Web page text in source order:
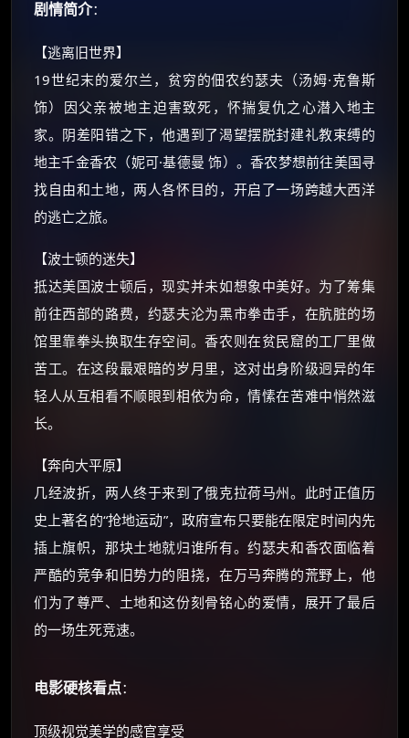
剧情简介：
【逃离旧世界】
19世纪末的爱尔兰，贫穷的佃农约瑟夫（汤姆·克鲁斯
饰）因父亲被地主迫害致死，怀揣复仇之心潜入地主
家。阴差阳错之下，他遇到了渴望摆脱封建礼教束缚的
地主千金香农（妮可·基德曼 饰）。香农梦想前往美国寻
找自由和土地，两人各怀目的，开启了一场跨越大西洋
的逃亡之旅。
【波士顿的迷失】
抵达美国波士顿后，现实并未如想象中美好。为了筹集
前往西部的路费，约瑟夫沦为黑市拳击手，在肮脏的场
馆里靠拳头换取生存空间。香农则在贫民窟的工厂里做
苦工。在这段最艰暗的岁月里，这对出身阶级迥异的年
轻人从互相看不顺眼到相依为命，情愫在苦难中悄然滋
长。
【奔向大平原】
几经波折，两人终于来到了俄克拉荷马州。此时正值历
史上著名的“抢地运动”，政府宣布只要能在限定时间内先
插上旗帜，那块土地就归谁所有。约瑟夫和香农面临着
严酷的竞争和旧势力的阻挠，在万马奔腾的荒野上，他
们为了尊严、土地和这份刻骨铭心的爱情，展开了最后
的一场生死竞速。
电影硬核看点：
顶级视觉美学的感官享受
×
☕
你需要的各种会员，都可低价购买！
价格有浮动，请直接搜索查最低价！
优惠券、活动红包，每日可领。
⚡ 前往【大淘客】领红包